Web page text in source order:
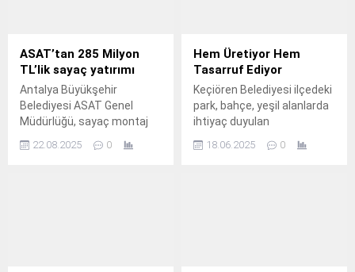
ASAT’tan 285 Milyon
TL’lik sayaç yatırımı
Antalya Büyükşehir
Belediyesi ASAT Genel
Müdürlüğü, sayaç montaj
çalışma başlattı.
22.08.2025 0
Hem Üretiyor Hem
Tasarruf Ediyor
Keçiören Belediyesi ilçedeki
park, bahçe, yeşil alanlarda
ihtiyaç duyulan
çitlerden oyun alanlarına
18.06.2025 0